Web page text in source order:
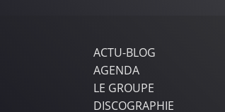
ACTU-BLOG
AGENDA
LE GROUPE
DISCOGRAPHIE